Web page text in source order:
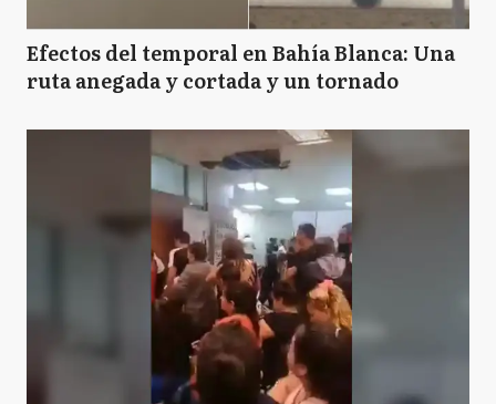
Efectos del temporal en Bahía Blanca: Una
ruta anegada y cortada y un tornado